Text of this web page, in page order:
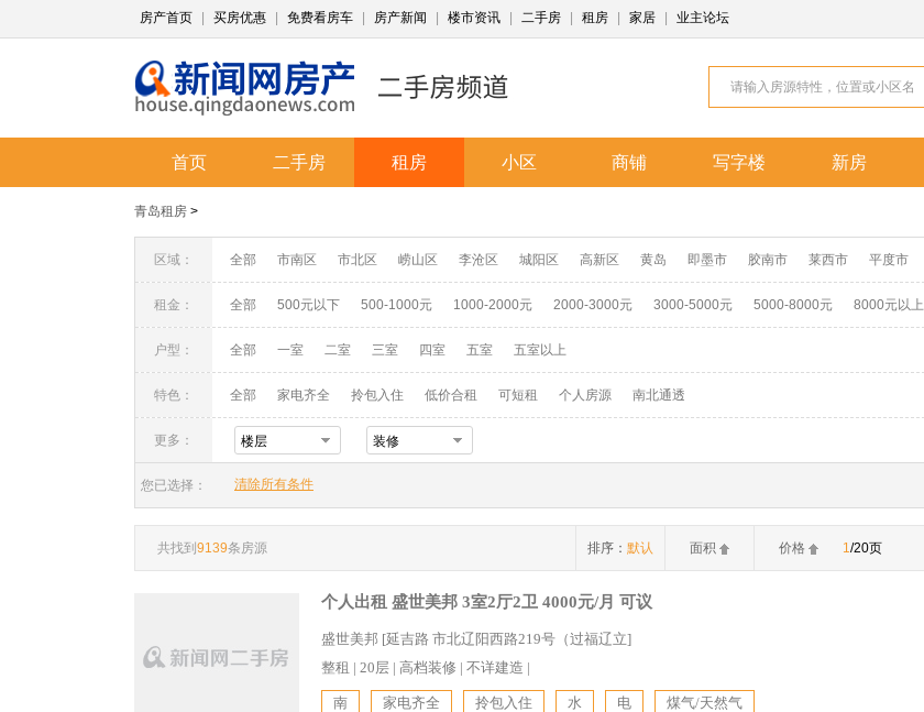
房产首页 买房优惠 免费看房车 房产新闻 楼市资讯 二手房 租房 家居 业主论坛
首页 二手房 租房 小区 商铺 写字楼 新房
青岛租房 >
区域： 全部 市南区 市北区 崂山区 李沧区 城阳区 高新区 黄岛 即墨市 胶南市 莱西市 平度市
租金： 全部 500元以下 500-1000元 1000-2000元 2000-3000元 3000-5000元 5000-8000元 8000元以上
户型： 全部 一室 二室 三室 四室 五室 五室以上
特色： 全部 家电齐全 拎包入住 低价合租 可短租 个人房源 南北通透
更多： 楼层 装修
您已选择： 清除所有条件
共找到 9139条房源 排序： 默认 面积 价格 1/20页
个人出租 盛世美邦 3室2厅2卫 4000元/月 可议
盛世美邦 [延吉路 市北辽阳西路219号（过福辽立]
整租 | 20层 | 高档装修 | 不详建造 |
南 家电齐全 拎包入住 水 电 煤气/天然气